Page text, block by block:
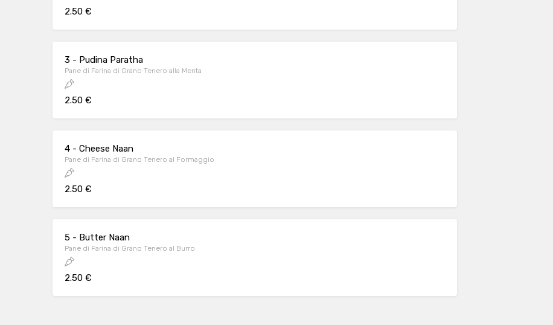
2.50 €
3 - Pudina Paratha
Pane di Farina di Grano Tenero alla Menta
2.50 €
4 - Cheese Naan
Pane di Farina di Grano Tenero al Formaggio
2.50 €
5 - Butter Naan
Pane di Farina di Grano Tenero al Burro
2.50 €